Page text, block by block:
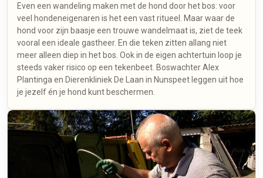
Even een wandeling maken met de hond door het bos: voor
veel hondeneigenaren is het een vast ritueel. Maar waar de
hond voor zijn baasje een trouwe wandelmaat is, ziet de teek
vooral een ideale gastheer. En die teken zitten allang niet
meer alleen diep in het bos. Ook in de eigen achtertuin loop je
steeds vaker risico op een tekenbeet. Boswachter Alex
Plantinga en Dierenkliniek De Laan in Nunspeet leggen uit hoe
je jezelf én je hond kunt beschermen.